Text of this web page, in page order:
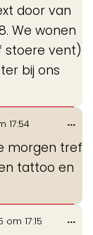
door van
We wonen
stoere vent)
bij ons
17:54
morgen tref
tattoo en
...
om 17:15 ...